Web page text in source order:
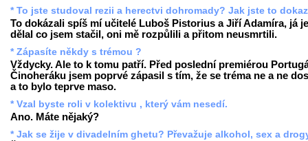
* To jste studoval rezii a herectvi dohromady? Jak jste to
To dokázali spíš mí učitelé Luboš Pistorius a Jiří Adamíra, já
dělal co jsem stačil, oni mě rozpůlili a přitom neusmrtili.
* Zápasíte někdy s trémou ?
Vždycky. Ale to k tomu patří. Před poslední premiérou
Činoheráku jsem poprvé zápasil s tím, že se tréma ne a ne
a to bylo teprve maso.
* Vzal byste roli v kolektivu , který vám nesedí.
Ano. Máte nějaký?
* Jak se žije v divadelním ghetu? Převažuje alkohol, sex a